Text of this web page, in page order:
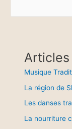
Musique
La région de
Les danses
La nourriture